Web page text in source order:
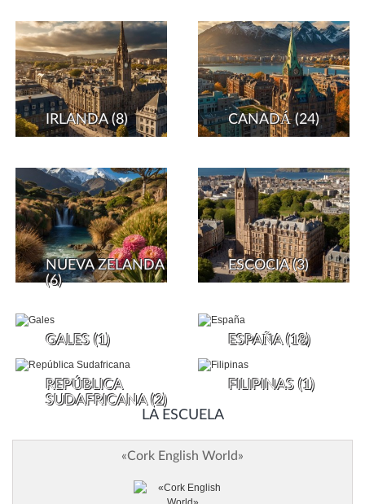
IRLANDA(8) CANADÁ (24)
NUEVA ZELANDA
(6)
ESCOCIA (3)
GALES (1) ESPAÑA (18)
REPÚBLICA
SUDAFRICANA (2)
FILIPINAS (1)
LA ESCUELA
«Cork English World»